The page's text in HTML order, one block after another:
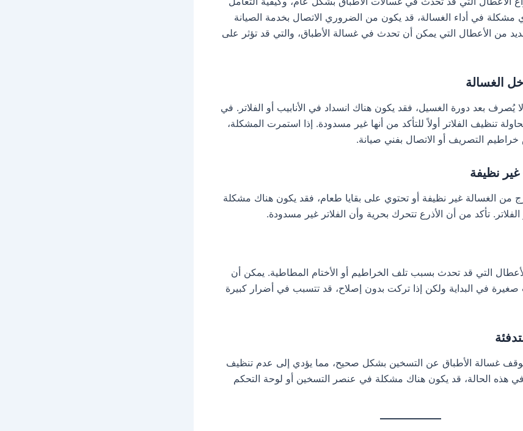
مشكلة في أداء الغسالة، قد يكون من الضروري الاتصال بخدمة الصيانة
من الأعطال التي يمكن أن تحدث في غسالة الأطباق، والتي قد تؤثر على
يُصرف بعد دورة الغسيل، فقد يكون هناك انسداد في الأنابيب أو الفلاتر. في
تنظيف الفلاتر أولاً للتأكد من أنها غير مسدودة. إذا استمرت المشكلة،
التصريف أو الاتصال بفني صيانة.
من الغسالة غير نظيفة أو تحتوي على بقايا طعام، فقد يكون هناك مشكلة
الفلاتر. تأكد من أن الأذرع تتحرك بحرية وأن الفلاتر غير مسدودة.
التي قد تحدث بسبب تلف الخراطيم أو الأختام المطاطية. يمكن أن
صغيرة في البداية ولكن إذا تركت بدون إصلاح، قد تتسبب في أضرار كبيرة
غسالة الأطباق عن التسخين بشكل صحيح، مما يؤدي إلى عدم تنظيف
هذه الحالة، قد يكون هناك مشكلة في عنصر التسخين أو لوحة التحكم